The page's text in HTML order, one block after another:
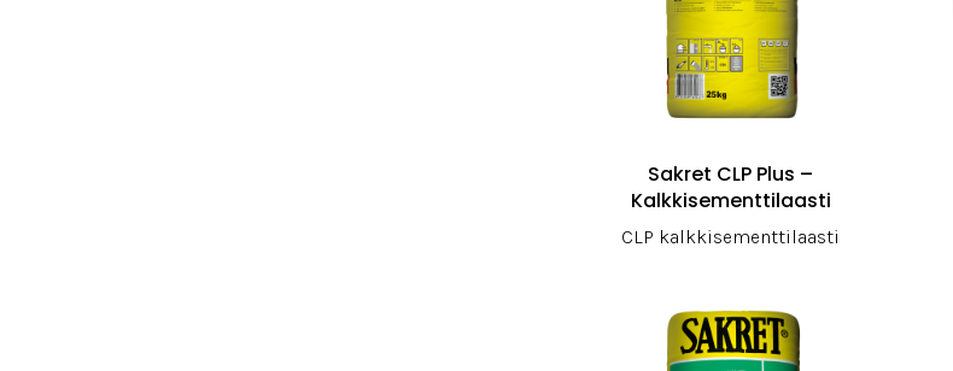
Sakret CLP Plus –
Kalkkisementtilaasti
CLP kalkkisementtilaasti